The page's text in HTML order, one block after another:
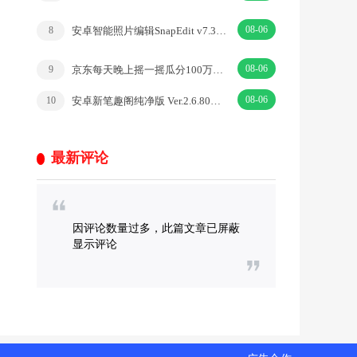
8 安卓智能照片编辑SnapEdit v7.3.5解锁专业版 08-06
9 京东每天晚上摇一摇瓜分100万微信红包、京东无门槛红包 08-06
10 安卓新笔趣阁纯净版 Ver.2.6.80去广告版 08-06
最新评论
因评论数量过多，此篇文章已屏蔽
显示评论